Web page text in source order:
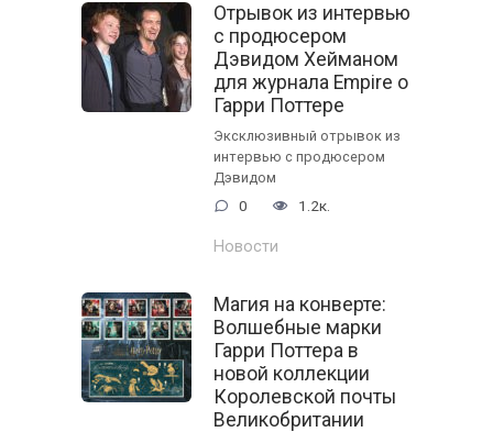
Отрывок из интервью
с продюсером
Дэвидом Хейманом
для журнала Empire о
Гарри Поттере
Эксклюзивный отрывок из
интервью с продюсером
Дэвидом
0 1.2к.
Новости
Магия на конверте:
Волшебные марки
Гарри Поттера в
новой коллекции
Королевской почты
Великобритании